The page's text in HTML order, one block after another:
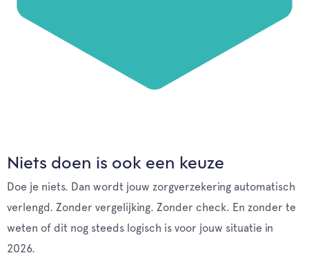
Niets doen is ook een keuze
Doe je niets. Dan wordt jouw zorgverzekering automatisch
verlengd. Zonder vergelijking. Zonder check. En zonder te
weten of dit nog steeds logisch is voor jouw situatie in
2026.